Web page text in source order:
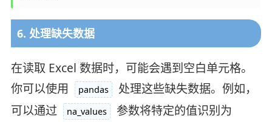
6. 处理缺失数据
在读取 Excel 数据时，可能会遇到空白单元格。
你可以使用
pandas
处理这些缺失数据。例如，
可以通过
na_values 参数将特定的值识别为